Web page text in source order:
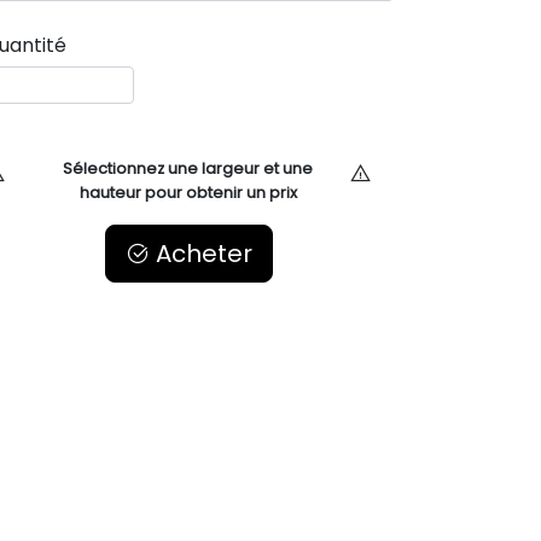
Sélectionnez une largeur et une
hauteur pour obtenir un prix
Acheter